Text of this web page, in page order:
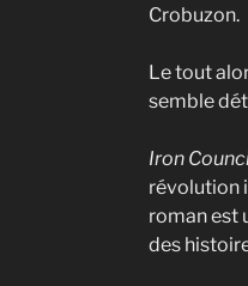
Crobuzon.
Le tout
semble
Iron
révolution
roman est
des